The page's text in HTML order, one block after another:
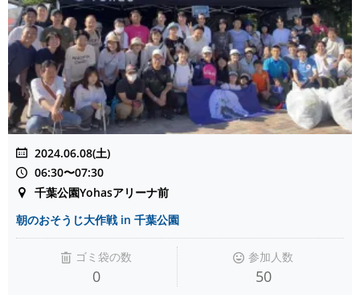
2024.06.08(土)
06:30〜07:30
千葉公園Yohasアリーナ前
朝のおそうじ大作戦 in 千葉公園
ゴミ袋の数
0
参加人数
50